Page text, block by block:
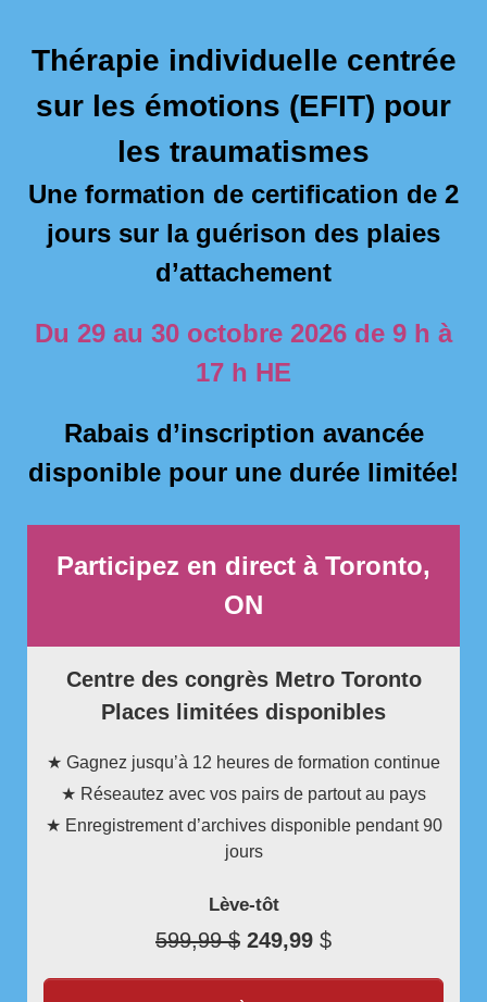
Thérapie individuelle centrée
sur les émotions (EFIT) pour
les traumatismes
Une formation de certification de 2
jours sur la guérison des plaies
d’attachement
Du 29 au 30 octobre 2026 de 9 h à
17 h HE
Rabais d’inscription avancée
disponible pour une durée limitée!
Participez en direct à Toronto,
ON
Centre des congrès Metro Toronto
Places limitées disponibles
★ Gagnez jusqu’à 12 heures de formation continue
★ Réseautez avec vos pairs de partout au pays
★ Enregistrement d’archives disponible pendant 90
jours
Lève-tôt
599,99 $ 249,99 $